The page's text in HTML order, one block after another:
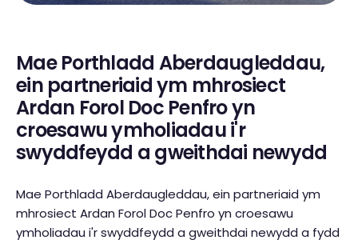
Mae Porthladd Aberdaugleddau,
ein partneriaid ym mhrosiect
Ardan Forol Doc Penfro yn
croesawu ymholiadau i'r
swyddfeydd a gweithdai newydd
Mae Porthladd Aberdaugleddau, ein partneriaid ym
mhrosiect Ardan Forol Doc Penfro yn croesawu
ymholiadau i'r swyddfeydd a gweithdai newydd a fydd